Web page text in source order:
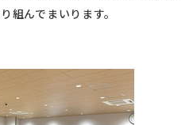
組んでまいります。